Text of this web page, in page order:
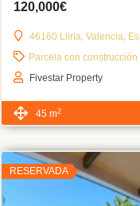
120,000€
46160 Lliria, Valencia,
Parcela con construcción
Fivestar Property
45 m2
RESERVADA